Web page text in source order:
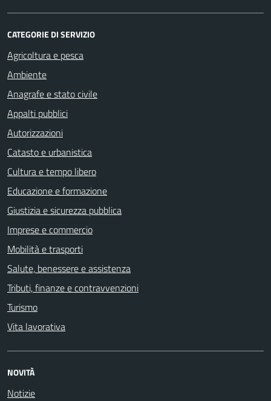
CATEGORIE DI SERVIZIO
Agricoltura e pesca
Ambiente
Anagrafe e stato civile
Appalti pubblici
Autorizzazioni
Catasto e urbanistica
Cultura e tempo libero
Educazione e formazione
Giustizia e sicurezza pubblica
Imprese e commercio
Mobilità e trasporti
Salute, benessere e assistenza
Tributi, finanze e contravvenzioni
Turismo
Vita lavorativa
NOVITÀ
Notizie